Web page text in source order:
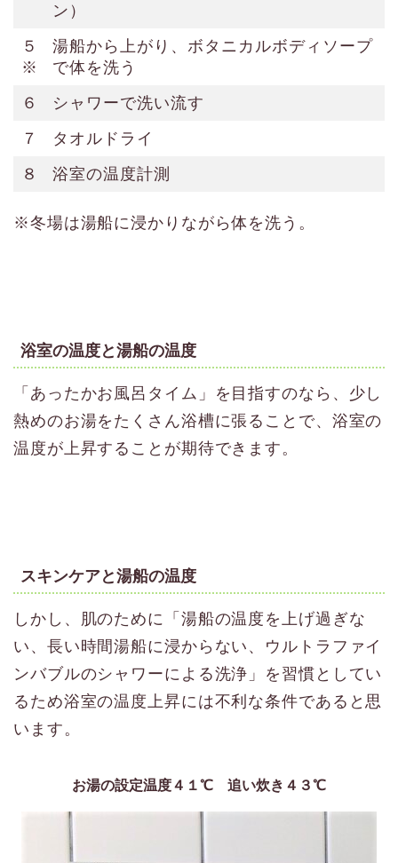
ン）
５
※
湯船から上がり、ボタニカルボディソープ
で体を洗う
６
シャワーで洗い流す
７
タオルドライ
８
浴室の温度計測
※冬場は湯船に浸かりながら体を洗う。
浴室の温度と湯船の温度
「あったかお風呂タイム」を目指すのなら、少し
熱めのお湯をたくさん浴槽に張ることで、浴室の
温度が上昇することが期待できます。
スキンケアと湯船の温度
しかし、肌のために「湯船の温度を上げ過ぎな
い、長い時間湯船に浸からない、ウルトラファイ
ンバブルのシャワーによる洗浄」を習慣としてい
るため浴室の温度上昇には不利な条件であると思
います。
お湯の設定温度４１℃ 追い炊き４３℃